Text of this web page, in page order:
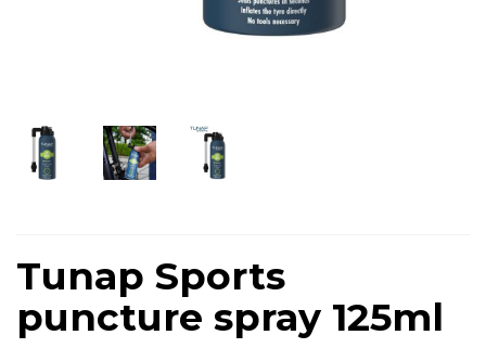
Tunap Sports
puncture spray 125ml